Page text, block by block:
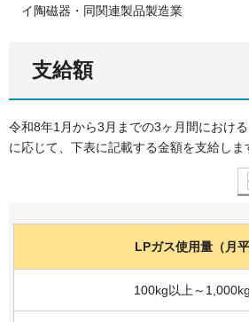
イ陶磁器・同関連製品製造業
支給額
令和8年1月から3月までの3ヶ月間におけ
に応じて、下表に記載する金額を支給しま
LPガス使用量（月平
100kg以上～